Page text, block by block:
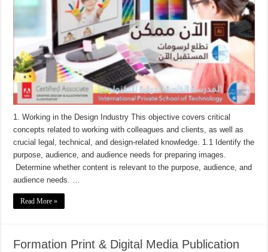
1. Working in the Design Industry This objective covers critical
concepts related to working with colleagues and clients, as well as
crucial legal, technical, and design-related knowledge. 1.1 Identify the
purpose, audience, and audience needs for preparing images.
Determine whether content is relevant to the purpose, audience, and
audience needs. …
Read More »
Formation Print & Digital Media Publication